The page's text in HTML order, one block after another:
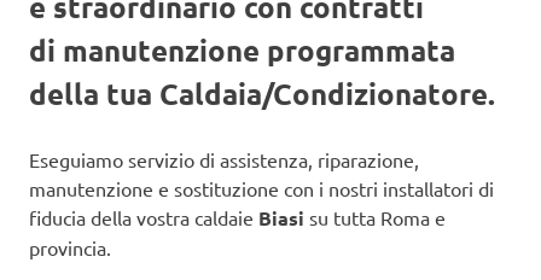
di manutenzione programmata
della tua Caldaia/Condizionatore.
Eseguiamo servizio di assistenza, riparazione,
manutenzione e sostituzione con i nostri installatori di
fiducia della vostra caldaie Biasi su tutta Roma e
provincia.